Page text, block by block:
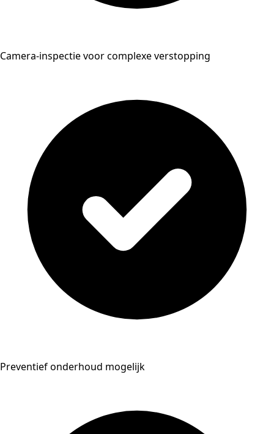
Camera-inspectie voor complexe verstopping
Preventief onderhoud mogelijk